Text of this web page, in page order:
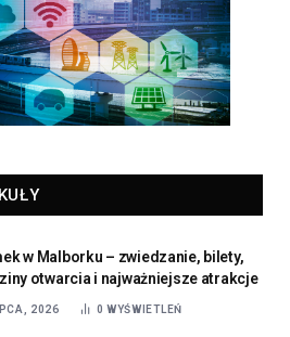
w Malborku – zwiedzanie, bilety,
otwarcia i najważniejsze atrakcje
2026 0 WYŚWIETLEŃ